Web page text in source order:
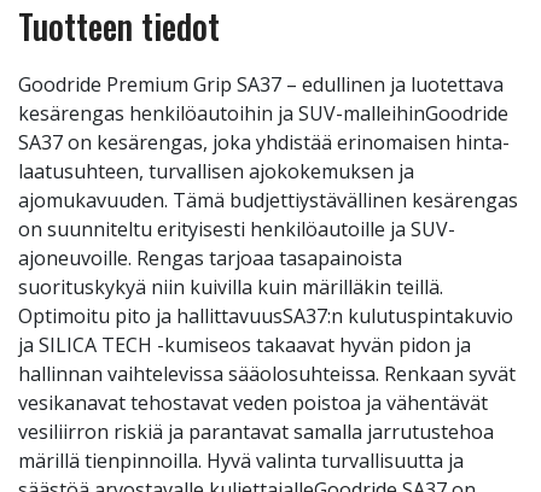
Tuotteen tiedot
Goodride Premium Grip SA37 – edullinen ja luotettava
kesärengas henkilöautoihin ja SUV-malleihinGoodride
SA37 on kesärengas, joka yhdistää erinomaisen hinta-
laatusuhteen, turvallisen ajokokemuksen ja
ajomukavuuden. Tämä budjettiystävällinen kesärengas
on suunniteltu erityisesti henkilöautoille ja SUV-
ajoneuvoille. Rengas tarjoaa tasapainoista
suorituskykyä niin kuivilla kuin märilläkin teillä.
Optimoitu pito ja hallittavuusSA37:n kulutuspintakuvio
ja SILICA TECH -kumiseos takaavat hyvän pidon ja
hallinnan vaihtelevissa sääolosuhteissa. Renkaan syvät
vesikanavat tehostavat veden poistoa ja vähentävät
vesiliirron riskiä ja parantavat samalla jarrutustehoa
märillä tienpinnoilla. Hyvä valinta turvallisuutta ja